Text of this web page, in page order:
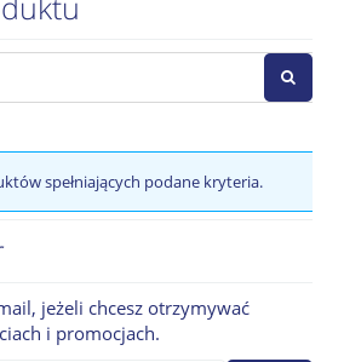
spełniających podane kryteria.
jeżeli chcesz otrzymywać
i promocjach.